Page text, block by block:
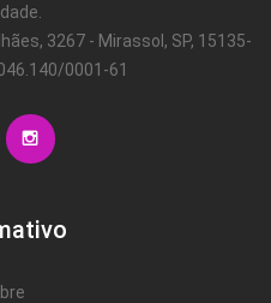
3267 - Mirassol, SP, 15135-
0001-61